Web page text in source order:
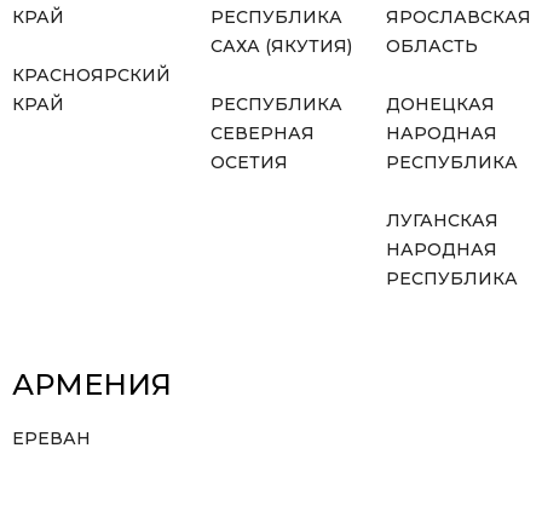
КРАЙ
КРАСНОЯРСКИЙ
КРАЙ
РЕСПУБЛИКА
САХА (ЯКУТИЯ)
РЕСПУБЛИКА
СЕВЕРНАЯ
ОСЕТИЯ
ЯРОСЛАВСКАЯ
ОБЛАСТЬ
ДОНЕЦКАЯ
НАРОДНАЯ
РЕСПУБЛИКА
ЛУГАНСКАЯ
НАРОДНАЯ
РЕСПУБЛИКА
АРМЕНИЯ
ЕРЕВАН